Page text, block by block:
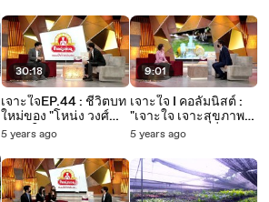
บำบัด [4 ธ.ค. 64]
30:18
เจาะใจEP.44 : ชีวิตบท
ใหม่ของ "โหน่ง วงศ์
ทนง" ในฐานะพ่อกับ
ลูกบุญธรรม [27 พ.ย.
64]
5 years ago
โด [4 ธ.ค. 64]
9:01
เจาะใจ I คอลัมนิสต์ :
"เจาะใจ เจาะสุขภาพ"
เราควรทานผักที่หลาย
สุวรรณ [27 พ.ย.64]
5 years ago